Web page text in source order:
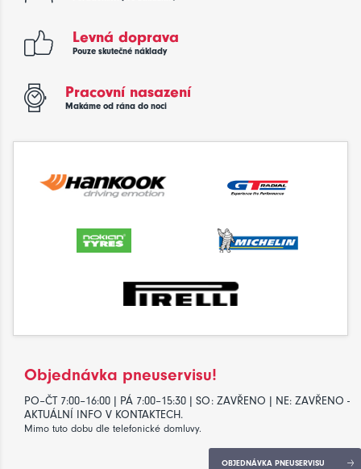
Levná doprava
Pouze skutečné náklady
Pracovní nasazení
Makáme od rána do noci
Objednávka pneuservisu!
PO–ČT 7:00–16:00 | PÁ 7:00–15:30 | SO: ZAVŘENO | NE: ZAVŘENO -
AKTUÁLNÍ INFO V KONTAKTECH.
Mimo tuto dobu dle telefonické domluvy.
OBJEDNÁVKA PNEUSERVISU